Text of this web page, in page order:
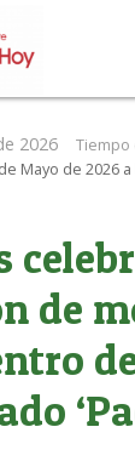
2026 Tiempo
Mayo de 2026
de